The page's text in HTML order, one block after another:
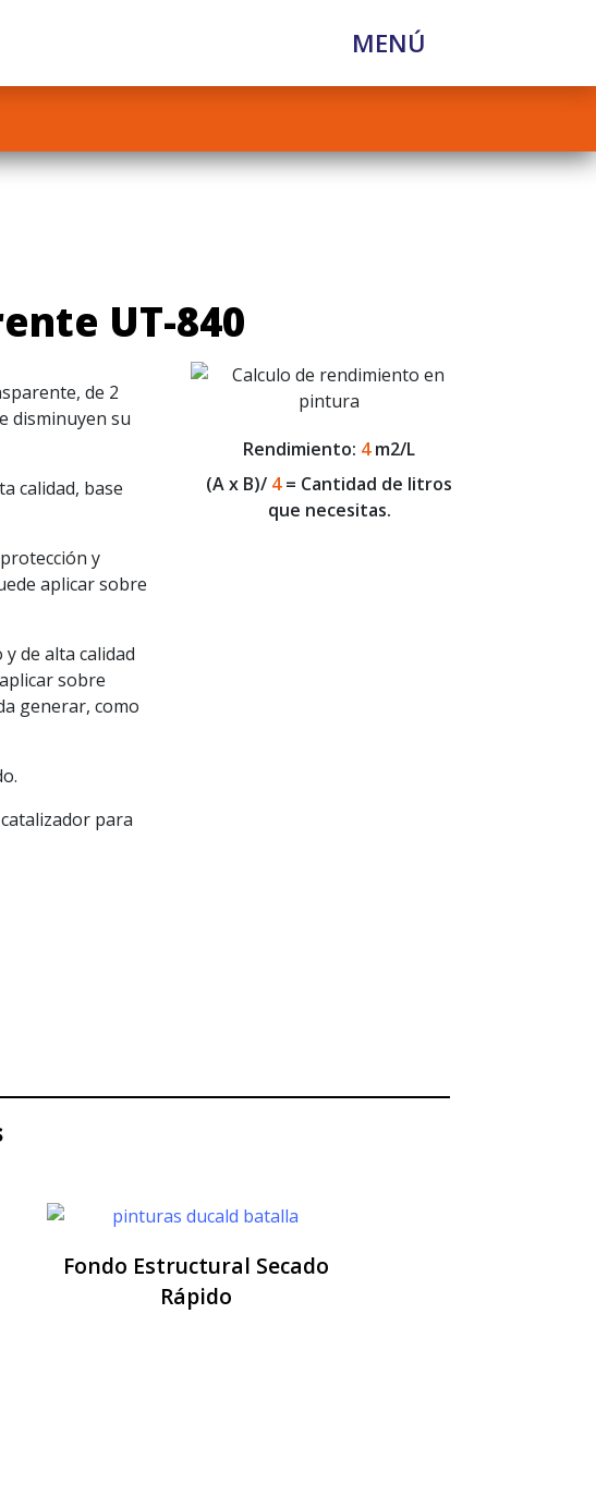
MENÚ
UT-840
de 2
disminuyen su
calidad, base
y
aplicar sobre
de alta calidad
sobre
generar, como
para
Rendimiento: 4m2/L
(A x B)/ 4= Cantidad de litros
que necesitas.
Fondo Estructural Secado
Rápido